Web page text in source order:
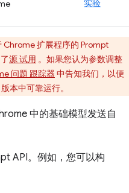
实验
Chrome 扩展程序的 Prompt
源 试用 。如果您认为参数调整
问题 跟踪器 中告知我们，以便
本中可靠运行。
中的基础模型发送自
API。例如，您可以构